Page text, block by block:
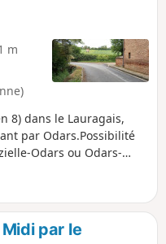
m
8) dans le Lauragais,
par Odars.Possibilité
Odars ou Odars-
par le